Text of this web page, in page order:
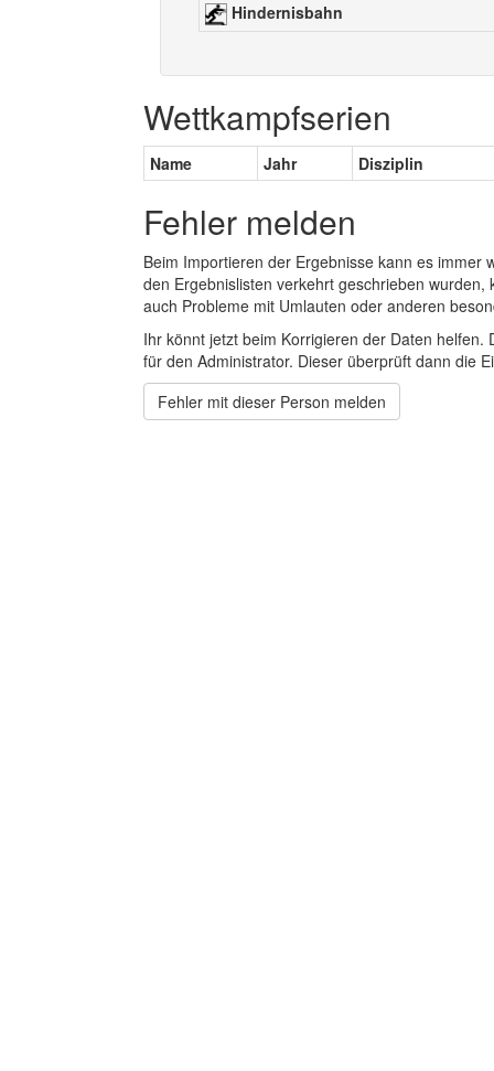
Hindernisbahn
Wettkampfserien
Name Jahr Disziplin
Fehler melden
Beim Importieren der Ergebnisse kann es
den Ergebnislisten verkehrt geschrieben
auch Probleme mit Umlauten oder anderen
Ihr könnt jetzt beim Korrigieren der Daten
für den Administrator. Dieser überprüft dann die
Fehler mit dieser Person melden